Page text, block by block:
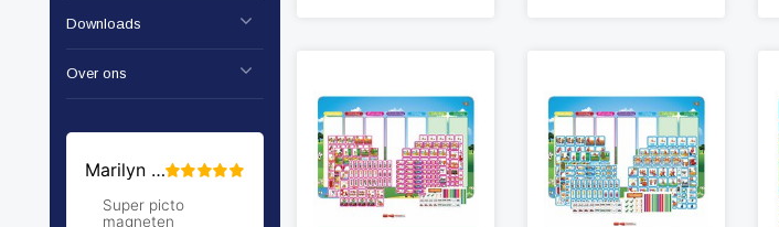
Downloads
Over ons